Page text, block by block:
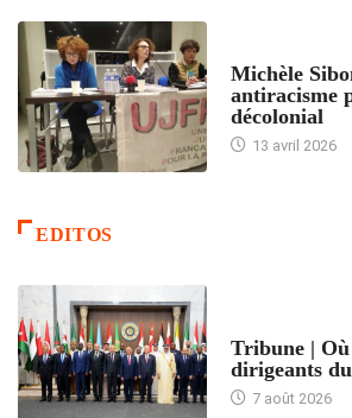
Michèle
antiracisme
décolonial
13 avril 2026
EDITOS
Tribune |
dirigeants
7 août 2026